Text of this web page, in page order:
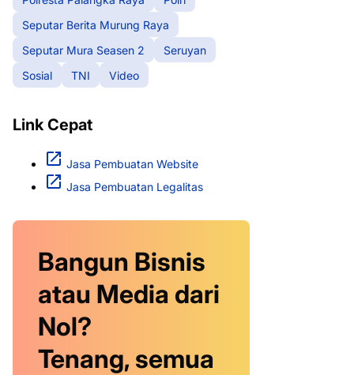
Seputar Berita Murung Raya
Seputar Mura Seasen 2
Seruyan
Sosial
TNI Video
Link Cepat
Jasa Pembuatan Website
Jasa Pembuatan Legalitas
Bangun Bisnis
atau Media dari
Nol?
Tenang, semua